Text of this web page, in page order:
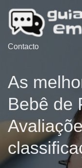
Contacto
As
Bebê de